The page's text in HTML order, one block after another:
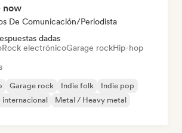
now
De Comunicación/Periodista
dadas
Rock electrónicoGarage rockHip-hop
Garage rock Indie folk
Indie pop
internacional
Metal / Heavy metal